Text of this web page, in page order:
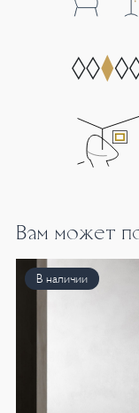
Вам может
В наличии